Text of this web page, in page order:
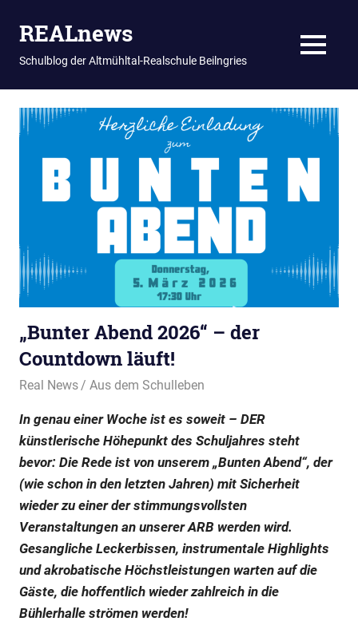
Inhalt
springen
REALnews
Schulblog der Altmühltal-Realschule Beilngries MENU
„Bunter Abend 2026“ – der
Countdown läuft!
26. Februar 2026
Real News Aus dem Schulleben
In genau einer Woche ist es soweit – DER
künstlerische Höhepunkt des Schuljahres steht
bevor: Die Rede ist von unserem „Bunten Abend“, der
(wie schon in den letzten Jahren) mit Sicherheit
wieder zu einer der stimmungsvollsten
Veranstaltungen an unserer ARB werden wird.
Gesangliche Leckerbissen, instrumentale Highlights
und akrobatische Höchstleistungen warten auf die
Gäste, die hoffentlich wieder zahlreich in die
Bühlerhalle strömen werden!